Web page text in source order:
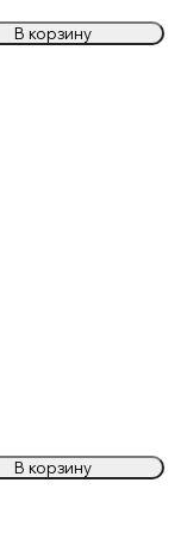
В корзину
В корзину